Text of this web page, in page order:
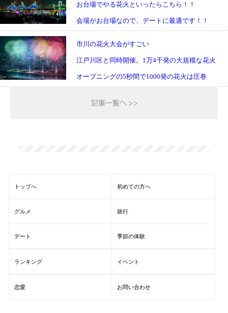
お台場でやる花火といったらこちら！！
会場がお台場なので、デートに最適です！！
市川の花火大会がすごい
江戸川区と同時開催。1万4千発の大規模な花火
オープニングの5秒間で1000発の花火は圧巻
トップへ 初めての方へ
グルメ 旅行
デート 季節の体験
ランキング イベント
恋愛 お問い合わせ